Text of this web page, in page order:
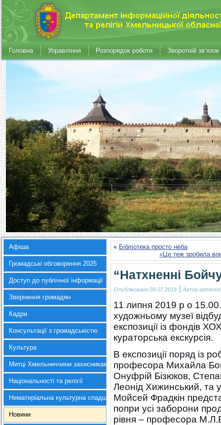
Головна Управління Розпорядок роботи Зворотній зв’язок
Афіша
Громадські обговорення 2025
Доступ до публічної інформації
Звернення громадян
Кадри
Консультації з громадськістю
Культура
Митці Хмельниччини захисникам України
Національності та релігії
Нематеріальна культурна спадщина
Новини
« Бібліотека просто неба
«Це теж зробила
“Натхненні
Опубліковано 09.07.2019 | Автор
11 липня 2019 р о
художньому музеї
експозиції із фондів
кураторська екскурсія.
В експозиції поряд із
професора Михайла
Онуфрій Бізюков,
Леонід Хижинський, та
Мойсей Фрадкін
попри усі заборони
рівня – професора